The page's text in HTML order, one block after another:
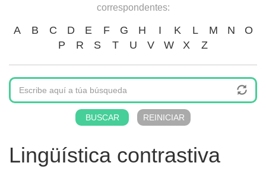
correspondentes:
A B C D E F G H I K L M N
O
P
R S T U V W X Z
Lingüística contrastiva